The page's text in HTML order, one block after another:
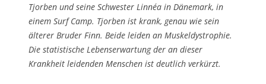
Tjorben und seine Schwester Linnéa in Dänemark, in
einem Surf Camp. Tjorben ist krank, genau wie sein
älterer Bruder Finn. Beide leiden an Muskeldystrophie.
Die statistische Lebenserwartung der an dieser
Krankheit leidenden Menschen ist deutlich verkürzt.